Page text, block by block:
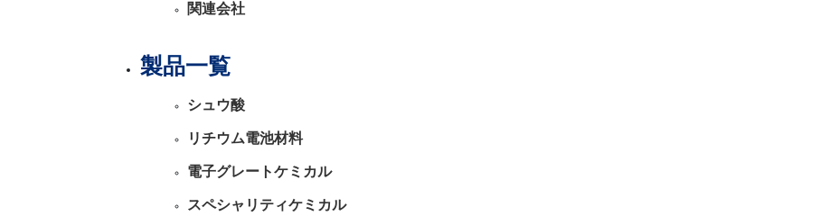
関連会社
製品一覧
シュウ酸
リチウム電池材料
電子グレートケミカル
スペシャリティケミカル